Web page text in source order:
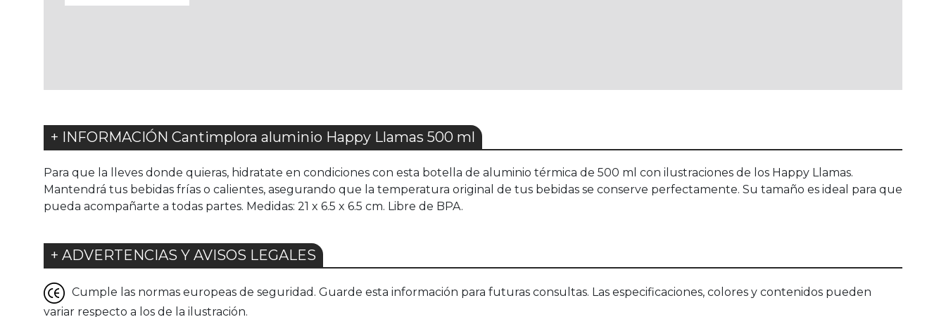
+ INFORMACIÓN Cantimplora aluminio Happy Llamas 500 ml
Para que la lleves donde quieras, hidratate en condiciones con esta botella de aluminio térmica de 500 ml con ilustraciones de los Happy Llamas.
Mantendrá tus bebidas frías o calientes, asegurando que la temperatura original de tus bebidas se conserve perfectamente. Su tamaño es ideal para que
pueda acompañarte a todas partes. Medidas: 21 x 6.5 x 6.5 cm. Libre de BPA.
+ ADVERTENCIAS Y AVISOS LEGALES
Cumple las normas europeas de seguridad. Guarde esta información para futuras consultas. Las especificaciones, colores y contenidos pueden
variar respecto a los de la ilustración.